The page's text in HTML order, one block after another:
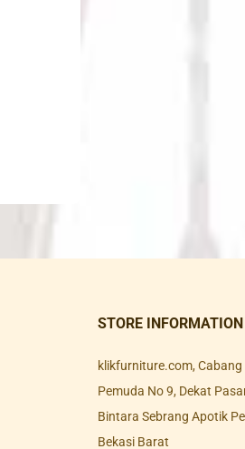
STORE INFORMATION
klikfurniture.com, Cabang
Pemuda No 9, Dekat
Bintara Sebrang Apotik
Bekasi Barat